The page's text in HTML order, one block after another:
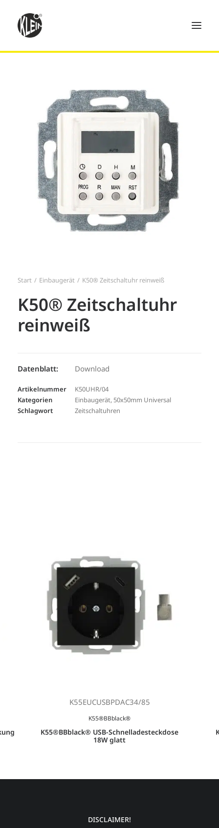
Home
Produkte
Technik
Händler
Über uns
Kontakt
Search
Start Einbaugerät K50® Zeitschaltuhr reinweiß
K50® Zeitschaltuhr
reinweiß
Datenblatt: Download
Artikelnummer
K50UHR/04
Kategorien
Einbaugerät, 50x50mm Universal
Schlagwort
Zeitschaltuhren
K55EUCUSBPDAC34/85
K55®BBblack®
K55®BBblack® USB-Schnelladesteckdose
18W glatt
DISCLAIMER!